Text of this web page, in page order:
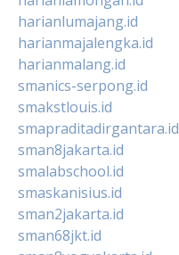
harianlumajang.id
harianmajalengka.id
harianmalang.id
smanics-serpong.id
smakstlouis.id
smapraditadirgantara.id
sman8jakarta.id
smalabschool.id
smaskanisius.id
sman2jakarta.id
sman68jkt.id